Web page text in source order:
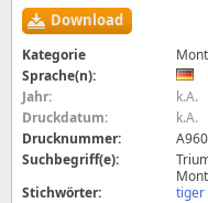
Download
Kategorie
Sprache(n):
Jahr:
k.A.
Druckdatum:
k.A.
Drucknummer:
Suchbegriff(e):
Stichwörter:
tiger